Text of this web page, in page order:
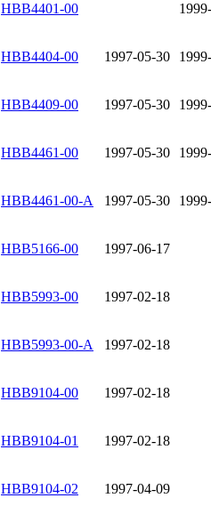
HBB4401-00
HBB4404-00 1997-05-30
HBB4409-00 1997-05-30
HBB4461-00 1997-05-30
HBB4461-00-A 1997-05-30
HBB5166-00 1997-06-17
HBB5993-00 1997-02-18
HBB5993-00-A 1997-02-18
HBB9104-00 1997-02-18
HBB9104-01 1997-02-18
HBB9104-02 1997-04-09